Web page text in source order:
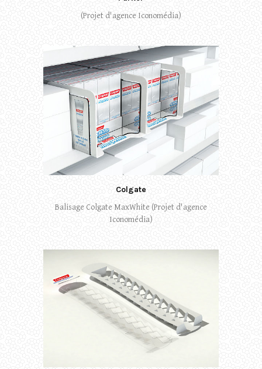
(Projet d'agence Iconomédia)
Colgate
Balisage Colgate MaxWhite (Projet d'agence
Iconomédia)